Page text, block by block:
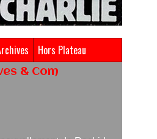
Hors Plateau
& Com